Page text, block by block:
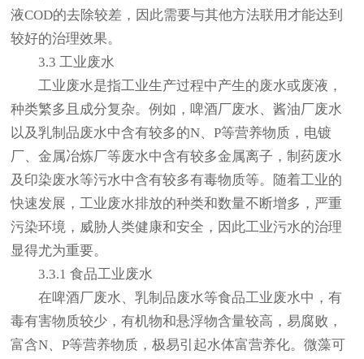
液COD的去除较差，因此需要与其他方法联用才能达到
较好的治理效果。
3.3 工业废水
工业废水是指工业生产过程中产生的废水或废液，
种类繁多且成分复杂。例如，啤酒厂废水、酱油厂废水
以及乳制品废水中含有较多的N、P等营养物质，电镀
厂、金属冶炼厂等废水中含有较多金属离子，制药废水
及印染废水等污水中含有较多有毒物质等。随着工业的
快速发展，工业废水排放的种类和数量不断增多，严重
污染环境，威胁人类健康和安全，因此工业污水的治理
显得尤为重要。
3.3.1 食品工业废水
在啤酒厂废水、乳制品废水等食品工业废水中，有
毒有害物质较少，有机物和悬浮物含量较高，易腐败，
富含N、P等营养物质，极易引起水体富营养化。微藻可